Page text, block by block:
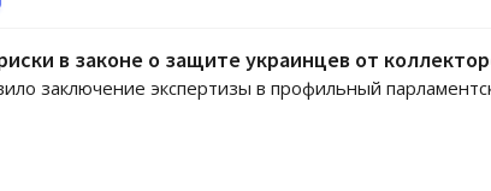
в законе о защите украинцев от
заключение экспертизы в профильный